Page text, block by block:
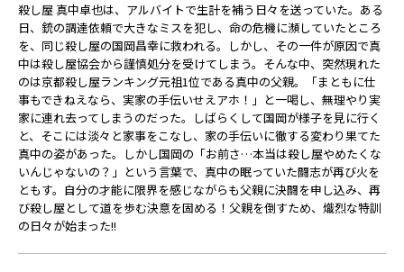
殺し屋 真中卓也は、アルバイトで生計を補う日々を送っていた。ある
日、銃の調達依頼で大きなミスを犯し、命の危機に瀕していたところ
を、同じ殺し屋の国岡昌幸に救われる。しかし、その一件が原因で真
中は殺し屋協会から謹慎処分を受けてしまう。そんな中、突然現れた
のは京都殺し屋ランキング元祖1位である真中の父親。「まともに仕
事もできねえなら、実家の手伝いせえアホ！」と一喝し、無理やり実
家に連れ去ってしまうのだった。しばらくして国岡が様子を見に行く
と、そこには淡々と家事をこなし、家の手伝いに徹する変わり果てた
真中の姿があった。しかし国岡の「お前さ…本当は殺し屋やめたくな
いんじゃないの？」という言葉で、真中の眠っていた闘志が再び火を
ともす。自分の才能に限界を感じながらも父親に決闘を申し込み、再
び殺し屋として道を歩む決意を固める！父親を倒すため、熾烈な特訓
の日々が始まった――!!